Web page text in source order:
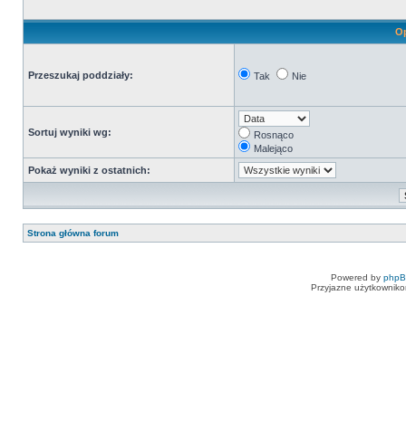
Przeszukaj poddziały: Tak Nie
Sortuj wyniki wg:
Rosnąco
Malejąco
Pokaż wyniki z ostatnich:
Strona główna forum
Powered by
Przyjazne